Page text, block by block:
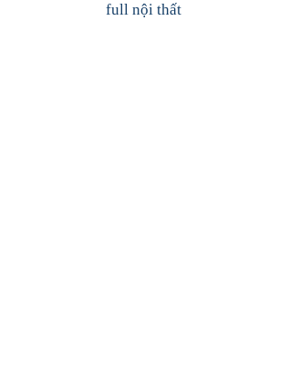
full nội thất